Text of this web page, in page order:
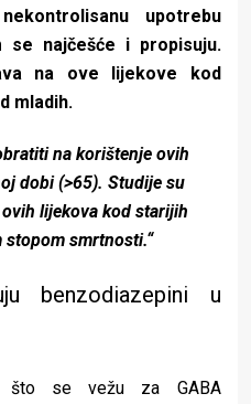
upotrebu
se najčešće i propisuju.
na ove lijekove kod
mladih.
na korištenje ovih
dobi (>65). Studije su
lijekova kod starijih
stopom smrtnosti.“
benzodiazepini u
što se vežu za GABA